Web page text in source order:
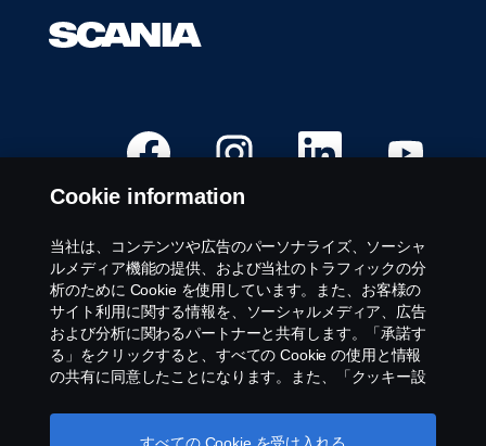
ー
で
新
し
い
ブ
で
き
ま
す
。
新
し
い
ブ
で
き
ま
す
。
新
し
い
き
ま
す
。
し
い
す
。
募集職種
勤務地
お問い合わせ
Scaniaについて
法的通知
Cookie information
当社は、コンテンツや広告のパーソナライズ、ソーシャ
ルメディア機能の提供、および当社のトラフィックの分
析のために Cookie を使用しています。また、お客様の
サイト利用に関する情報を、ソーシャルメディア、広告
および分析に関わるパートナーと共有します。「承諾す
る」をクリックすると、すべての Cookie の使用と情報
の共有に同意したことになります。また、「クッキー設
とで、Cookieを管理することができます。Cookie の使用
方法の詳細については、このテキストの下にあるリンク